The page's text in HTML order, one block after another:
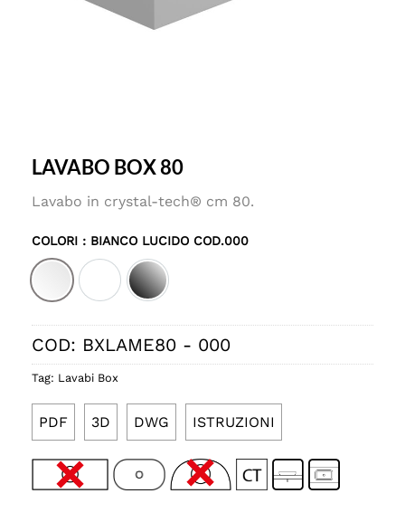
LAVABO BOX 80
Lavabo in crystal-tech® cm 80.
COLORI : BIANCO LUCIDO COD.000
Bianco lucido cod.000
Bianco matt cod.001
Nero lucido cod.002
COD: BXLAME80 - 000
Tag: Lavabi Box
PDF 3D DWG ISTRUZIONI